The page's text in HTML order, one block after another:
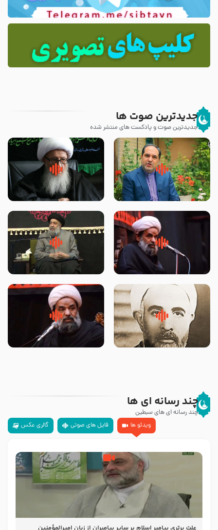
جدیدترین صوت ها
جدیدترین صوت و پادکست های منتشر شده
پیامبر صلی الله علیه وآله و سلم
فرمودند وای بر بچه های آخر
زوّار اربعین امام حسین (علیه
السلام) با این اشتیاق به زیارت
روضه جانسوز پاره های جگر امام
حسن مجتبی علیه السلام-حجت
لقب حضرت رقیه سلام الله علیها به
چه معناست – حجت الاسلام علوی
روضه‌ی مجلس یزید ملعون و
اسارت اهل‌بیت علیهم‌السلام –
سلام جوانی که امام حسین علیه
السلام خودش جوابش را دادند
چند رسانه ای ها
چند رسانه ای های سبطین
ویدئو ها
فایل های صوتی گالری عکس
علت برتری پیامبر اسلام بر سایر پیامبران از زبان امیرالمؤمنین